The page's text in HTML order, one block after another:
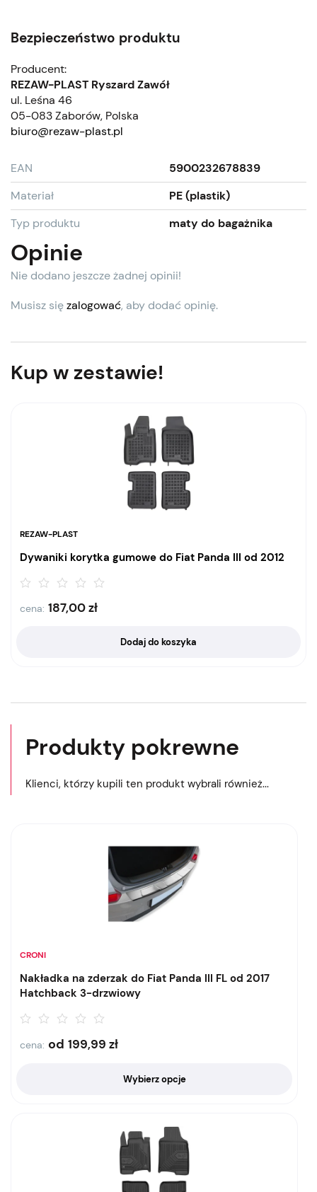
Bezpieczeństwo produktu
Producent:
REZAW-PLAST Ryszard Zawół
ul. Leśna 46
05-083 Zaborów, Polska
biuro@rezaw-plast.pl
EAN
5900232678839
Materiał
PE (plastik)
Typ produktu
maty do bagażnika
Opinie
Nie dodano jeszcze żadnej opinii!
Musisz sięzalogować, aby dodać opinię.
Kup w zestawie!
REZAW-PLAST
Dywaniki korytka gumowe do Fiat Panda III od 2012
cena: 187,00zł
Dodaj do koszyka
Produkty pokrewne
Klienci, którzy kupili ten produkt wybrali również...
CRONI
Nakładka na zderzak do Fiat Panda III FL od 2017
Hatchback 3-drzwiowy
cena: od 199,99 zł
Wybierz opcje